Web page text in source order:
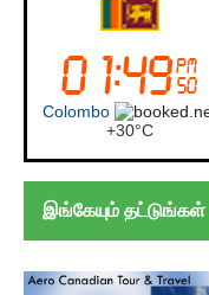
Colombo
+30°C
இங்கேயும் தட்டுங்கள்